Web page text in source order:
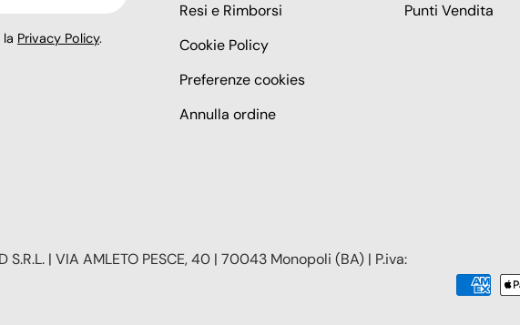
la Privacy Policy.
Resi e Rimborsi
Cookie Policy
Preferenze cookies
Annulla ordine
Punti Vendita
S.R.L. | VIA AMLETO PESCE, 40 | 70043 Monopoli (BA) | P.iva:
Modalità